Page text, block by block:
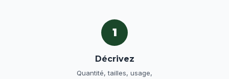
1
Décrivez
Quantité, tailles, usage,